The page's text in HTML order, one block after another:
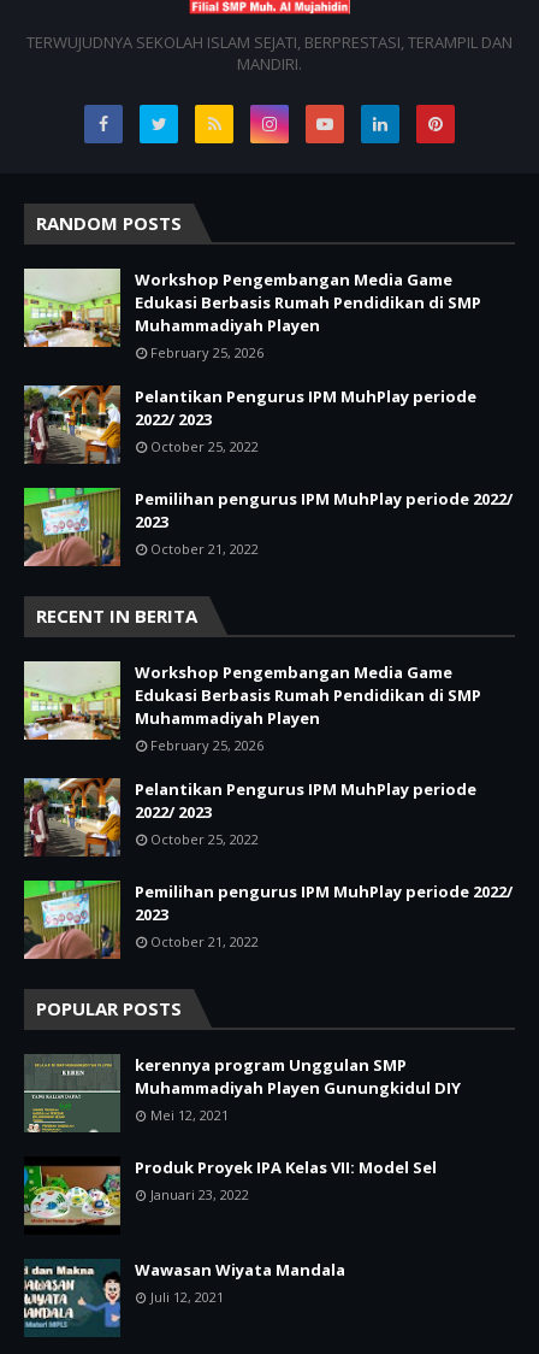
TERWUJUDNYA SEKOLAH ISLAM SEJATI, BERPRESTASI, TERAMPIL DAN
MANDIRI.
RANDOM POSTS
Workshop Pengembangan Media Game
Edukasi Berbasis Rumah Pendidikan di SMP
Muhammadiyah Playen
February 25, 2026
Pelantikan Pengurus IPM MuhPlay periode
2022/ 2023
October 25, 2022
Pemilihan pengurus IPM MuhPlay periode 2022/
2023
October 21, 2022
RECENT IN BERITA
Workshop Pengembangan Media Game
Edukasi Berbasis Rumah Pendidikan di SMP
Muhammadiyah Playen
February 25, 2026
Pelantikan Pengurus IPM MuhPlay periode
2022/ 2023
October 25, 2022
Pemilihan pengurus IPM MuhPlay periode 2022/
2023
October 21, 2022
POPULAR POSTS
kerennya program Unggulan SMP
Muhammadiyah Playen Gunungkidul DIY
Mei 12, 2021
Produk Proyek IPA Kelas VII: Model Sel
Januari 23, 2022
Wawasan Wiyata Mandala
Juli 12, 2021